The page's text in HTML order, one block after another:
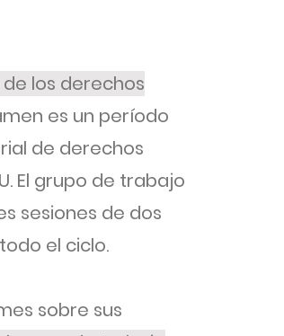
de los derechos
es un período
de derechos
El grupo de trabajo
sesiones de dos
el ciclo.
sobre sus